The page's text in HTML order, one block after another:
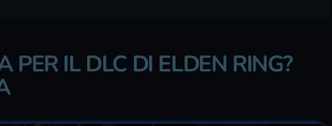
PER IL DLC DI ELDEN RING?